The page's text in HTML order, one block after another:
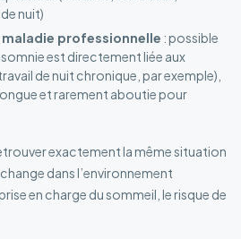
nuit)
maladie professionnelle : possible
est directement liée aux
de nuit chronique, par exemple),
et rarement aboutie pour
exactement la même situation
change dans l’environnement
en charge du sommeil, le risque de